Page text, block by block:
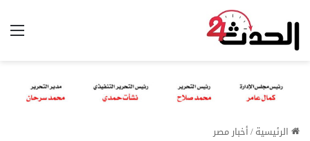
الرئيسية/أخبار مصر